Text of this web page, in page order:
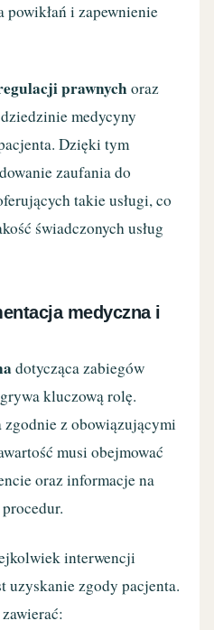
i zapewnienie
prawnych oraz
medycyny
Dzięki tym
zaufania do
takie usługi, co
świadczonych usług
medyczna i
dotycząca zabiegów
kluczową rolę.
zgodnie z obowiązującymi
musi obejmować
oraz informacje na
interwencji
uzyskanie zgody pacjenta.